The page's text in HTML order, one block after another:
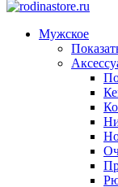
Мужское